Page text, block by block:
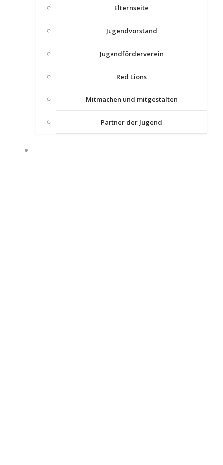
Elternseite
Jugendvorstand
Jugendförderverein
Red Lions
Mitmachen und mitgestalten
Partner der Jugend